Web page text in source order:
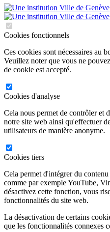
Cookies fonctionnels
Ces cookies sont nécessaires au
Veuillez noter que vous ne
de cookie est accepté.
Cookies d'analyse
Cela nous permet de contrôler et
notre site web ainsi qu'effectuer
utilisateurs de manière anonyme.
Cookies tiers
Cela permet d'intégrer du
comme par exemple YouTube,
désactivez cette fonction, vous
fonctionnalités du site web.
La désactivation de certains
que les fonctionnalités connexes